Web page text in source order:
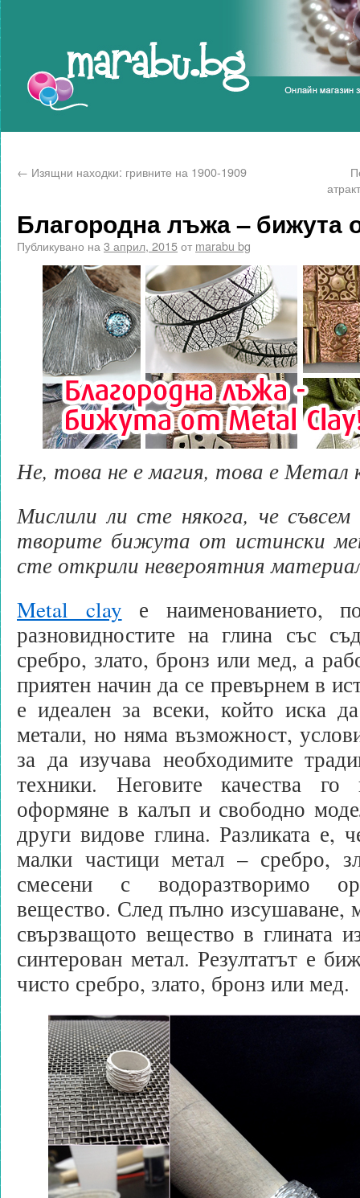
← Изящни находки: гривните на 1900-1909
Благородна лъжа – бижута
Публикувано на 3 април, 2015от marabu bg
Не, това не е магия, това е Метал
Мислили ли сте някога, че
творите бижута от истински
сте открили невероятния
Metal clay е наименованието,
разновидностите на глина със
сребро, злато, бронз или мед, а
приятен начин да се превърнем в
е идеален за всеки, който иска
метали, но няма възможност,
за да изучава необходимите
техники. Неговите качества го
оформяне в калъп и свободно
други видове глина. Разликата е,
малки частици метал – сребро,
смесени с водоразтворимо
вещество. След пълно изсушаване,
свързващото вещество в глината
синтерован метал. Резултатът е
чисто сребро, злато, бронз или мед.